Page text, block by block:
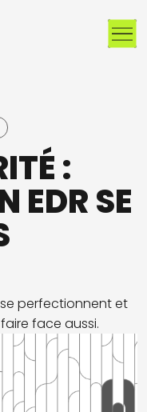
:
EDR SE
perfectionnent et
face aussi.